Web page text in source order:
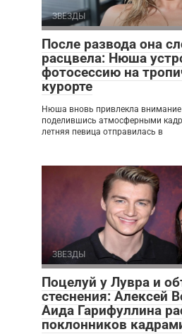
ЗВЕЗДЫ
После развода она
расцвела: Нюша
фотосессию на
курорте
Нюша вновь привлекла внимание
поделившись атмосферными
летняя певица отправилась в
ЗВЕЗДЫ
Поцелуй у Лувра и
стеснения: Алексей
Аида Гарифуллина
поклонников